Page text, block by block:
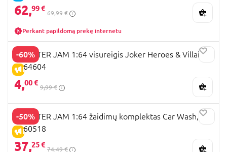
62,99 €
69,99 €
Perkant papildomą prekę internetu
-60%
IŠPARDAVIMAS
MONSTER JAM 1:64 visureigis Joker Heroes & Villains,
6064604
4,00 €
9,99 €
-50%
IŠPARDAVIMAS
MONSTER JAM 1:64 žaidimų komplektas Car Wash,
6060518
37,25 €
74,49 €